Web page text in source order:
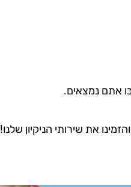
אתם נמצאים.
את שירותי הניקיון שלנו!